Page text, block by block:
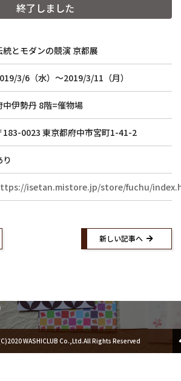
終了しました
統とモダンの競演 京都展
3/6（水）〜2019/3/11（月）
中伊勢丹 8階=催物場
183-0023 東京都府中市宮町1-41-2
り
isetan.mistore.jp/store/fuchu/
新しい記事へ
和詩倶楽部ウェブショップ
紙漉き体験ご予約
内
催事ご案内
紙漉き体験お問い合わせ
WASHICLUB Co.,Ltd.All Rights Reserved